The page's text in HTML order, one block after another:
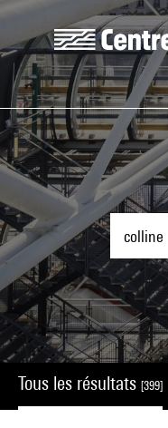
Aller au contenu principal
Centre Pompidou
Tous les résultats [399]